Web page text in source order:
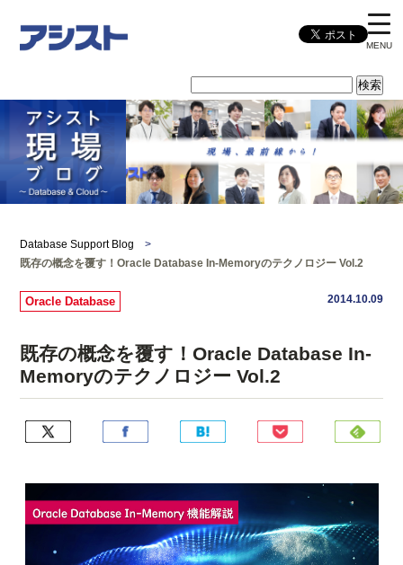
MENU
Database Support Blog
>
既存の概念を覆す！Oracle Database In-Memoryのテクノロジー Vol.2
Oracle Database 2014.10.09
既存の概念を覆す！Oracle Database In-
Memoryのテクノロジー Vol.2